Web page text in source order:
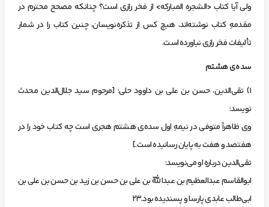
‌ولي‌ آيا كتاب‌ <الشجره‌ المباركه> از فخر رازي‌ است؟ چنانكه‌ مصحح‌ محترم‌ در
مقدمهِ‌ كتاب‌ نوشته‌اند، هيچ‌ كس‌ از تذكره‌نويسان، چنين‌ كتاب‌ را در شمار
تأليفات‌ فخر رازي‌ نياورده‌ است.
سده‌ي‌ هشتم‌
1) تقي‌الدين، حسن‌ بن‌ علي‌ بن‌ داوود حلي؛ [مرحوم‌ سيد جلال‌الدين‌ محدث‌
نويسد:
وي‌ ظاهراً متوفي‌ در نيمهِ‌ اول‌ سده‌ي‌ هشتم‌ هجري‌ است‌ چه‌ كتاب‌ خود را در
هفتصد و هفت‌ به‌ پايان‌ رسانيده‌ است.]
‌تقي‌الدين‌ دربارهِ‌ او مي‌نويسد:
ابوالقاسم‌ عبدالعظيم‌ بن‌ عبداللّه‌ بن‌ علي‌ بن‌ حسن‌ بن‌ زيد بن‌ حسن‌ بن‌ علي‌ بن‌
ابي‌طالب‌ عابدي‌ پارسا و پسنديده‌ بود.23